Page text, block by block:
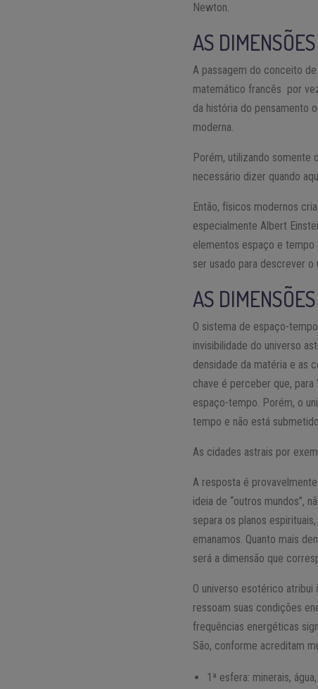
Newton.
AS
A passagem do conceito
matemático francês por
da história do pensamento
moderna.
Porém, utilizando somente
necessário dizer quando
Então, físicos modernos
especialmente Albert
elementos espaço e
ser usado para descrever o
AS
O sistema de espaço-
invisibilidade do universo
densidade da matéria e as
chave é perceber que, para
espaço-tempo. Porém, o
tempo e não está
As cidades astrais por
A resposta é
ideia de “outros mundos”,
separa os planos
emanamos. Quanto mais
será a dimensão que
O universo esotérico
ressoam suas condições
frequências energéticas
São, conforme acreditam
1ª esfera: minerais,